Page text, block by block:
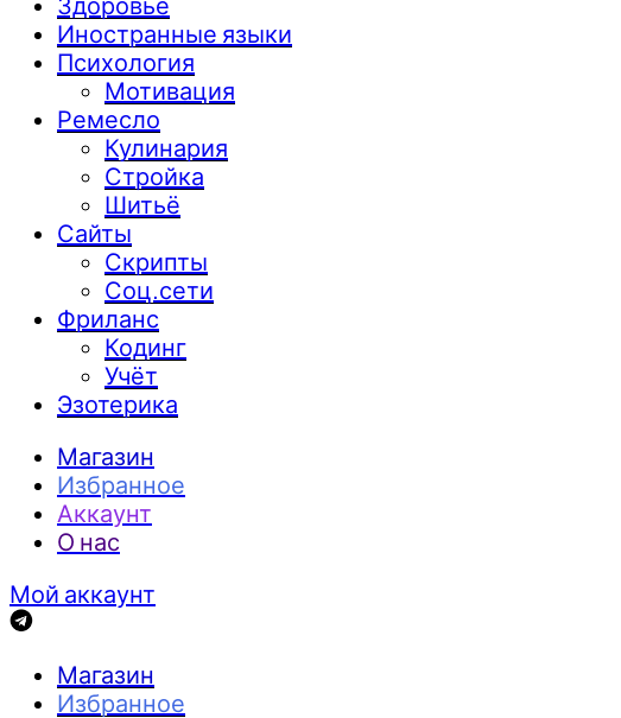
Здоровье
Иностранные языки
Психология
Мотивация
Ремесло
Кулинария
Стройка
Шитьё
Сайты
Скрипты
Соц.сети
Фриланс
Кодинг
Учёт
Эзотерика
Магазин
Избранное
Аккаунт
О нас
Мой аккаунт
Магазин
Избранное